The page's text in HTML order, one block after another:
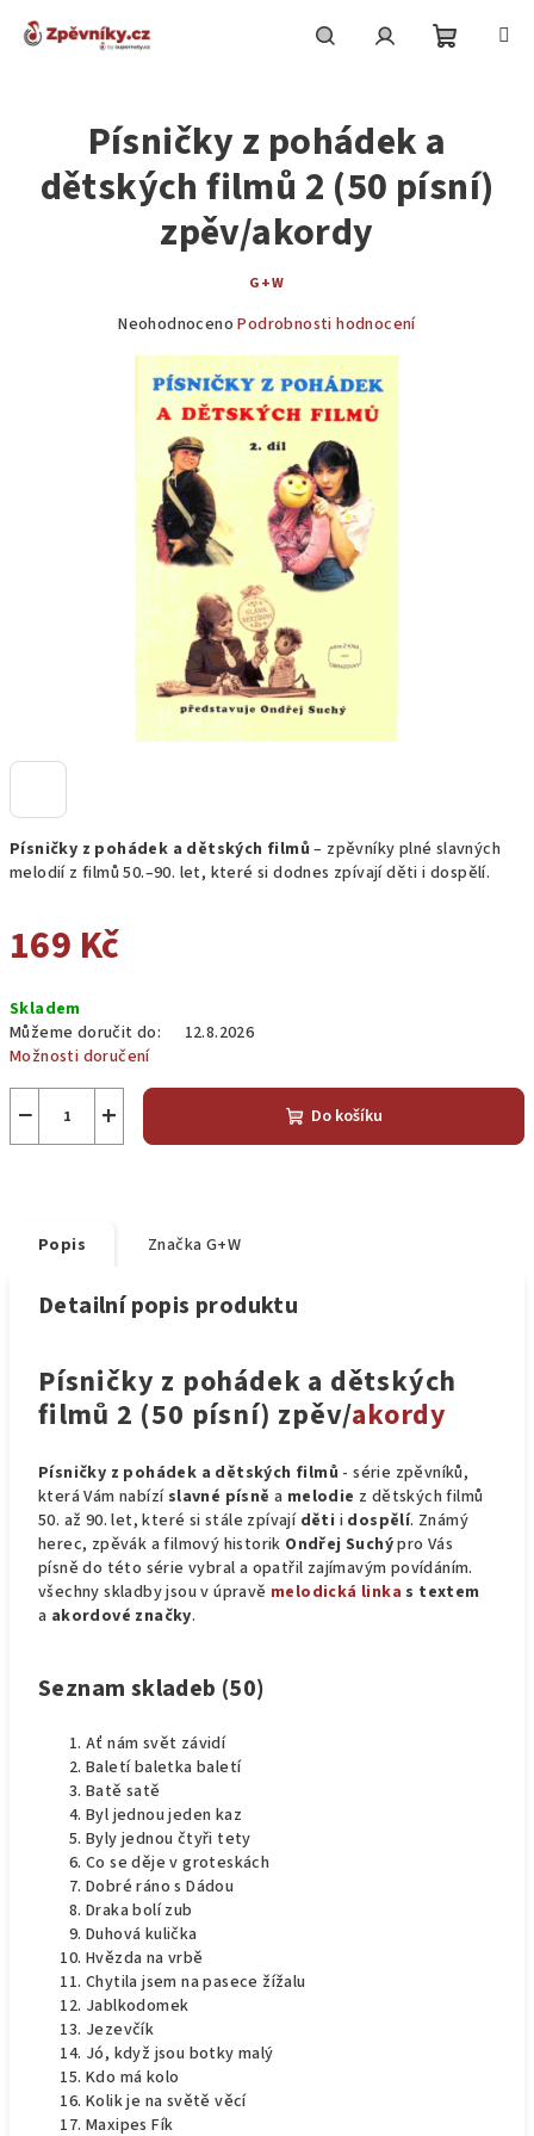
košík
Písničky z pohádek a dětských filmů – zpěvníky plné slavných
melodií z filmů 50.–90. let, které si dodnes zpívají děti i dospělí.
169 Kč
cena:
Skladem
Můžeme doručit do:
12.8.2026
Možnosti doručení
+
− Do košíku
Písničky z pohádek a
dětských filmů 2 (50 písní)
zpěv/akordy
G+W
Průměrné
produktu
hvězdiček.
Neohodnoceno Podrobnosti hodnocení
Popis Značka G+W
Detailní popis produktu
Písničky z pohádek a dětských
filmů 2 (50 písní) zpěv/akordy
Písničky z pohádek a dětských filmů - série zpěvníků,
která Vám nabízíslavné písně a melodie z dětských filmů
50. až 90. let, které si stále zpívají děti i dospělí. Známý
herec, zpěvák a filmový historik Ondřej Suchýpro Vás
písně do této série vybral a opatřil zajímavým povídáním.
všechny skladby jsou v úpravě melodická linka s textem
a akordové značky.
Seznam skladeb (50)
Ať nám svět závidí
Baletí baletka baletí
Batě satě
Byl jednou jeden kaz
Byly jednou čtyři tety
Co se děje v groteskách
Dobré ráno s Dádou
Draka bolí zub
Duhová kulička
Hvězda na vrbě
Chytila jsem na pasece žížalu
Jablkodomek
Jezevčík
Jó, když jsou botky malý
Kdo má kolo
Kolik je na světě věcí
Maxipes Fík